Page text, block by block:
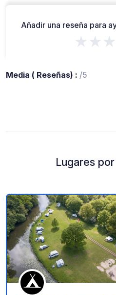
Añadir una reseña para
Media ( Reseñas) : /5
Lugares